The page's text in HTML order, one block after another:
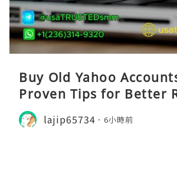
Buy Old Yahoo
Proven Tips for Better
lajip65734 6小時前